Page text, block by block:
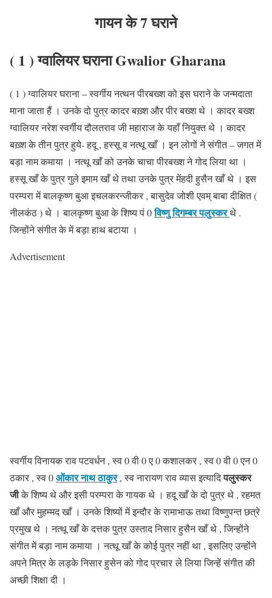
गायन के 7 घराने
( 1 ) ग्वालियर घराना Gwalior Gharana
( 1 ) ग्वालियर घराना – स्वर्गीय नत्थन पीरबख्श को इस घराने के जन्मदाता
माना जाता हैं । उनके दो पुत्र कादर बख़्श और पीर बख्श थे । कादर बख्श
ग्वालियर नरेश स्वर्गीय दौलतराव जी महाराज के यहाँ नियुक्त थे । कादर
बख़्श के तीन पुत्र हुये- हदू , हस्सू व नत्थू खाँ । इन लोगों ने संगीत – जगत में
बड़ा नाम कमाया । नत्थू खाँ को उनके चाचा पीरबख्श ने गोद लिया था ।
हस्सू खाँ के पुत्र गुले इमाम खाँ थे तथा उनके पुत्र मेंहदी हुसैन खाँ थे । इस
परम्परा में बालकृष्ण बुआ इचलकरन्जीकर , बासुदेव जोशी एवम् बाबा दीक्षित (
नीलकंठ ) थे । बालकृष्ण बुआ के शिष्य पं 0विष्णु दिगम्बर पलुस्करथे .
जिन्होंने संगीत के में बड़ा हाथ बटाया ।
Advertisement
स्वर्गीय विनायक राव पटवर्धन , स्व 0 वी 0 ए 0 कशालकर , स्व 0 वी 0 एन 0
ठकार , स्व 0ओंकार नाथ ठाकुर, स्व नारायण राव व्यास इत्यादिपलुस्कर
जीके शिष्य थे और इसी परम्परा के गायक थे । हदू खाँ के दो पुत्र थे , रहमत
खाँ और मुहम्मद खाँ । उनके शिष्यों में इन्दौर के रामाभाऊ तथा विष्णुपन्त छत्रे
प्रमुख थे । नत्थू खाँ के दत्तक पुत्र उस्ताद निसार हुसैन खाँ थे , जिन्होंने
संगीत में बड़ा नाम कमाया । नत्थू खाँ के कोई पुत्र नहीं था , इसलिए उन्होंने
अपने मित्र के लड़के निसार हुसेन को गोद प्रचार ले लिया जिन्हें संगीत की
अच्छी शिक्षा दी ।